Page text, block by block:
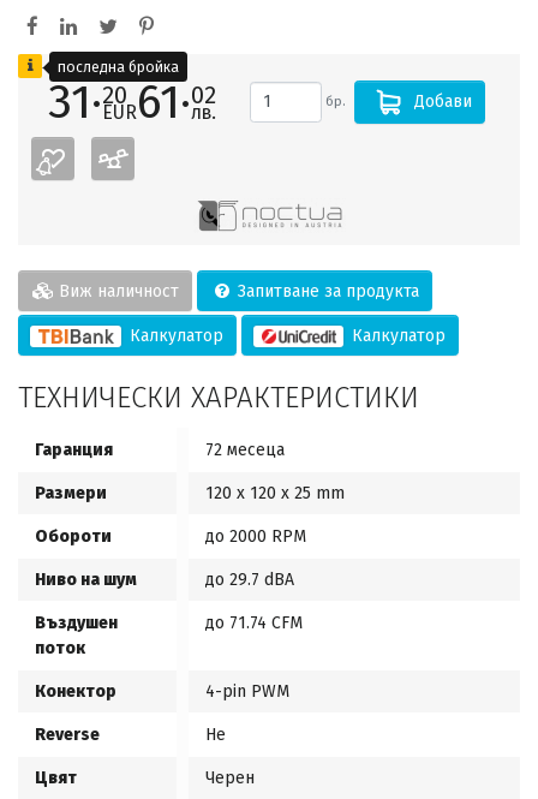
31·20
EUR61·02
лв. бр. Добави
Виж наличност Запитване за продукта
Калкулатор Калкулатор
ТЕХНИЧЕСКИ ХАРАКТЕРИСТИКИ
Гаранция 72 месеца
Размери 120 x 120 x 25 mm
Обороти до 2000 RPM
Ниво на шум до 29.7 dBA
Въздушен
поток
до 71.74 CFM
Конектор 4-pin PWM
Reverse Не
Цвят Черен
последна бройка